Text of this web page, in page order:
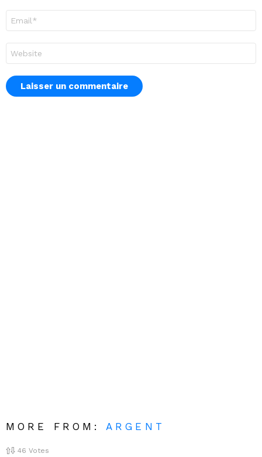
mail
*
web
MORE FROM:ARGENT
46 Votes